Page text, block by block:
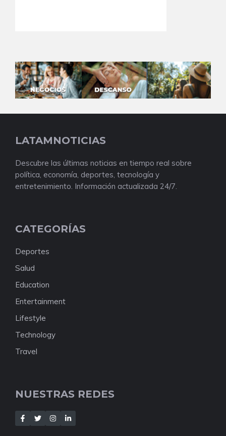
LATAMNOTICIAS
Descubre las últimas noticias en tiempo real sobre
política, economía, deportes, tecnología y
entretenimiento. Información actualizada 24/7.
CATEGORÍAS
Deportes
Salud
Education
Entertainment
Lifestyle
Technology
Travel
NUESTRAS REDES